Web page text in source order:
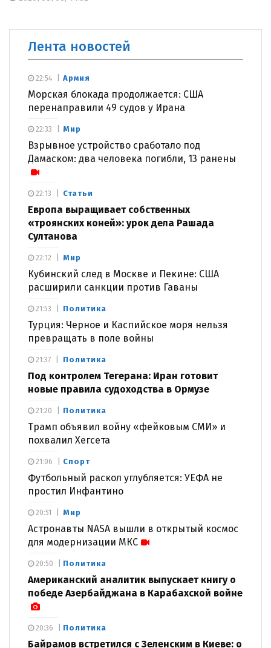
Лента новостей
Армия
Морская блокада продолжается: США
перенаправили 49 судов у Ирана
22:54
Мир
Взрывное устройство сработало под
Дамаском: два человека погибли, 13 ранены
22:33
Статьи
Европа выращивает собственных
«троянских коней»: урок дела Рашада
Султанова
22:13
Мир
Кубинский след в Москве и Пекине: США
расширили санкции против Гаваны
22:12
Политика
Турция: Черное и Каспийское моря нельзя
превращать в поле войны
21:53
Политика
Под контролем Тегерана: Иран готовит
новые правила судоходства в Ормузе
21:37
Политика
Трамп объявил войну «фейковым СМИ» и
похвалил Хегсета
21:20
Спорт
Футбольный раскол углубляется: УЕФА не
простил Инфантино
21:06
Мир
Астронавты NASA вышли в открытый космос
для модернизации МКС
20:51
Политика
Американский аналитик выпускает книгу о
победе Азербайджана в Карабахской войне
20:50
Политика
Байрамов встретился с Зеленским в Киеве: о
20:36